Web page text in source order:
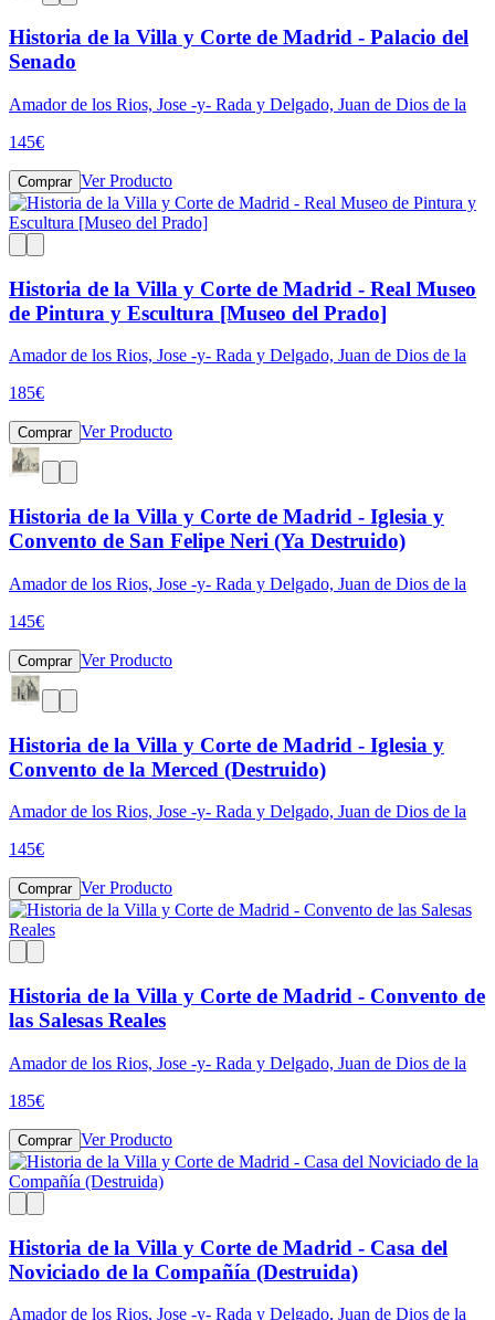
Historia de la Villa y Corte de Madrid - Palacio del
Senado
Amador de los Rios, Jose -y- Rada y Delgado, Juan de Dios de la
145€
Comprar Ver Producto
Historia de la Villa y Corte de Madrid - Real Museo
de Pintura y Escultura [Museo del Prado]
Amador de los Rios, Jose -y- Rada y Delgado, Juan de Dios de la
185€
Comprar Ver Producto
Historia de la Villa y Corte de Madrid - Iglesia y
Convento de San Felipe Neri (Ya Destruido)
Amador de los Rios, Jose -y- Rada y Delgado, Juan de Dios de la
145€
Comprar Ver Producto
Historia de la Villa y Corte de Madrid - Iglesia y
Convento de la Merced (Destruido)
Amador de los Rios, Jose -y- Rada y Delgado, Juan de Dios de la
145€
Comprar Ver Producto
Historia de la Villa y Corte de Madrid - Convento de
las Salesas Reales
Amador de los Rios, Jose -y- Rada y Delgado, Juan de Dios de la
185€
Comprar Ver Producto
Historia de la Villa y Corte de Madrid - Casa del
Noviciado de la Compañía (Destruida)
Amador de los Rios, Jose -y- Rada y Delgado, Juan de Dios de la